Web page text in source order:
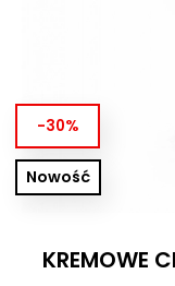
CENA
-30%
Nowość
KREMOWE